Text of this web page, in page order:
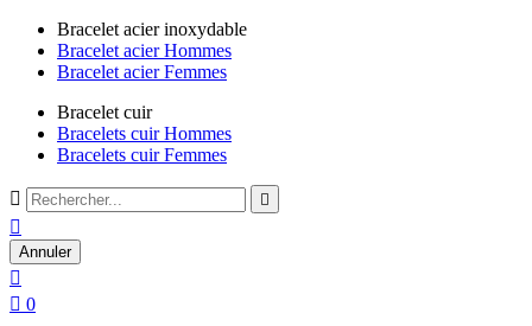
Bracelet acier inoxydable
Bracelet acier Hommes
Bracelet acier Femmes
Bracelet cuir
Bracelets cuir Hommes
Bracelets cuir Femmes
 

Annuler

 0